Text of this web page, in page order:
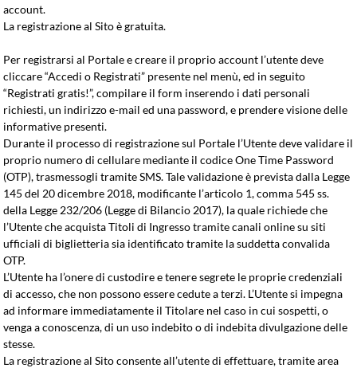
account.
La registrazione al Sito è gratuita.
Per registrarsi al Portale e creare il proprio account l’utente deve
cliccare “Accedi o Registrati” presente nel menù, ed in seguito
“Registrati gratis!”, compilare il form inserendo i dati personali
richiesti, un indirizzo e-mail ed una password, e prendere visione delle
informative presenti.
Durante il processo di registrazione sul Portale l’Utente deve validare il
proprio numero di cellulare mediante il codice One Time Password
(OTP), trasmessogli tramite SMS. Tale validazione è prevista dalla Legge
145 del 20 dicembre 2018, modificante l’articolo 1, comma 545 ss.
della Legge 232/206 (Legge di Bilancio 2017), la quale richiede che
l’Utente che acquista Titoli di Ingresso tramite canali online su siti
ufficiali di biglietteria sia identificato tramite la suddetta convalida
OTP.
L’Utente ha l’onere di custodire e tenere segrete le proprie credenziali
di accesso, che non possono essere cedute a terzi. L’Utente si impegna
ad informare immediatamente il Titolare nel caso in cui sospetti, o
venga a conoscenza, di un uso indebito o di indebita divulgazione delle
stesse.
La registrazione al Sito consente all’utente di effettuare, tramite area